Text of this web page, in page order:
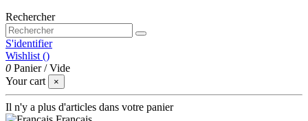
Rechercher
S'identifier
Wishlist ()
0 Panier /Vide
Your cart
×
Il n'y a plus d'articles dans votre panier